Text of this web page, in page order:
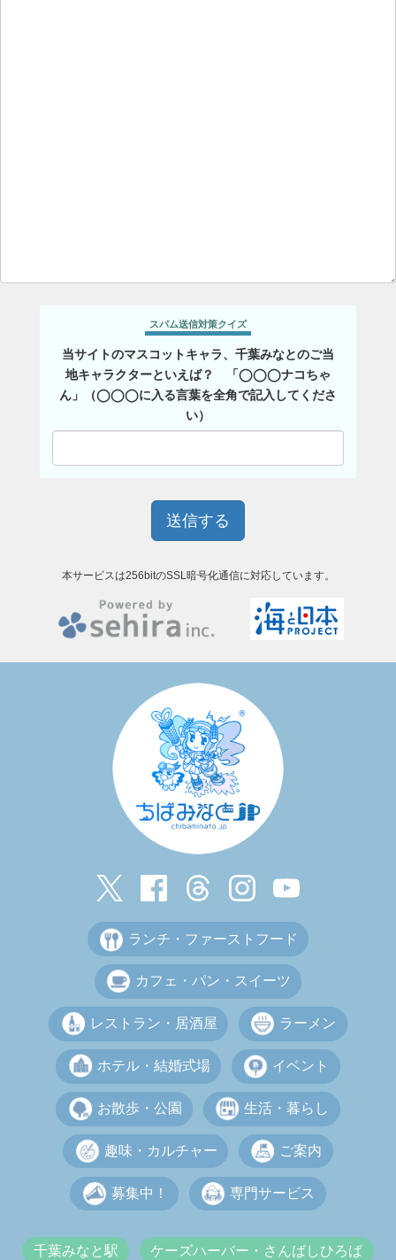
スパム送信対策クイズ
当サイトのマスコットキャラ、千葉みなとのご当
地キャラクターといえば？ 「◯◯◯ナコちゃ
ん」（◯◯◯に入る言葉を全角で記入してくださ
い）
本サービスは256bitのSSL暗号化通信に対応しています。
ランチ・ファーストフード
カフェ・パン・スイーツ
レストラン・居酒屋 ラーメン
ホテル・結婚式場 イベント
お散歩・公園 生活・暮らし
趣味・カルチャー ご案内
募集中！ 専門サービス
千葉みなと駅 ケーズハーバー・さんばしひろば